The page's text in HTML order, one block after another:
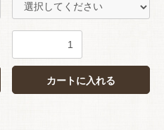
カートに入れる